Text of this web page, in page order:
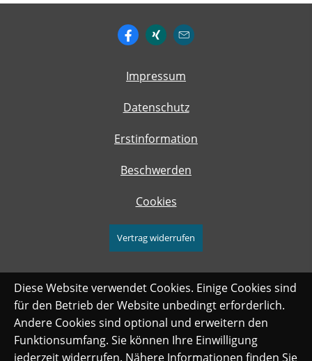
Impressum
Datenschutz
Erstinformation
Beschwerden
Cookies
Vertrag widerrufen
Diese Website verwendet Cookies. Einige Cookies sind
für den Betrieb der Website unbedingt erforderlich.
Andere Cookies sind optional und erweitern den
Funktionsumfang. Sie können Ihre Einwilligung
jederzeit widerrufen. Nähere Informationen finden Sie